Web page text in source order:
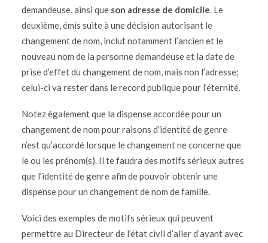
demandeuse, ainsi que son adresse de domicile. Le
deuxième, émis suite à une décision autorisant le
changement de nom, inclut notamment l’ancien et le
nouveau nom de la personne demandeuse et la date de
prise d’effet du changement de nom, mais non l’adresse;
celui-ci va rester dans le record publique pour l’éternité.
Notez également que la dispense accordée pour un
changement de nom pour raisons d’identité de genre
n’est qu’accordé lorsque le changement ne concerne que
le ou les prénom(s). Il te faudra des motifs sérieux autres
que l’identité de genre afin de pouvoir obtenir une
dispense pour un changement de nom de famille.
Voici des exemples de motifs sérieux qui peuvent
permettre au Directeur de l’état civil d’aller d’avant avec